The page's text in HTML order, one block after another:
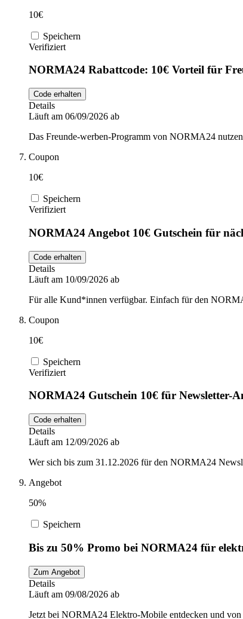
10€
Speichern
Verifiziert
NORMA24 Rabattcode: 10€ Vorteil für
Code erhalten
Details
Läuft am 06/09/2026 ab
Das Freunde-werben-Programm von NORMA24
Coupon
10€
Speichern
Verifiziert
NORMA24 Angebot 10€ Gutschein für
Code erhalten
Details
Läuft am 10/09/2026 ab
Für alle Kund*innen verfügbar. Einfach für den
Coupon
10€
Speichern
Verifiziert
NORMA24 Gutschein 10€ für Newsletter-
Code erhalten
Details
Läuft am 12/09/2026 ab
Wer sich bis zum 31.12.2026 für den NORMA24
Angebot
50%
Speichern
Bis zu 50% Promo bei NORMA24 für
Zum Angebot
Details
Läuft am 09/08/2026 ab
Jetzt bei NORMA24 Elektro-Mobile entdecken und